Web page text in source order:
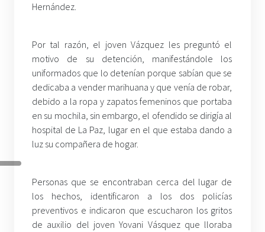
Hernández.
Por tal razón, el joven Vázquez les preguntó el
motivo de su detención, manifestándole los
uniformados que lo detenían porque sabían que se
dedicaba a vender marihuana y que venía de robar,
debido a la ropa y zapatos femeninos que portaba
en su mochila, sin embargo, el ofendido se dirigía al
hospital de La Paz, lugar en el que estaba dando a
luz su compañera de hogar.
Personas que se encontraban cerca del lugar de
los hechos, identificaron a los dos policías
preventivos e indicaron que escucharon los gritos
de auxilio del joven Yovani Vásquez que lloraba